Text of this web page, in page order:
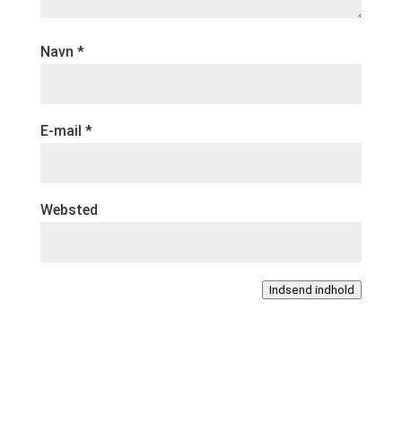
Navn *
E-mail *
Websted
Indsend indhold